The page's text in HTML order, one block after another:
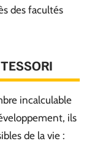
des facultés
incalculable
ils
de la vie :